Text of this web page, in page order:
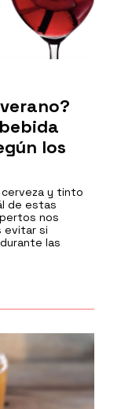
los
cerveza y tinto
de estas
nos
evitar si
las